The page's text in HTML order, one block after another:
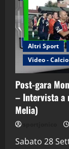
Altri Sport
Video -
Post-gara
– Intervista a
Melia)
Sabato 28